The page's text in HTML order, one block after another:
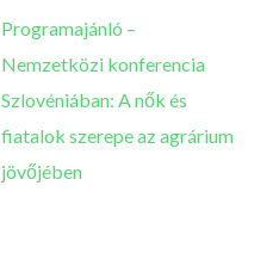
Programajánló –
Nemzetközi konferencia
Szlovéniában: A nők és
fiatalok szerepe az agrárium
jövőjében